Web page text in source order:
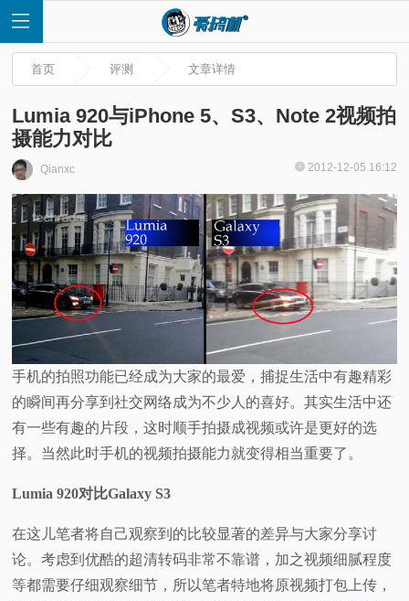
首
页
快
讯
评
测
视
科
普
首页 评测 文章详情
Lumia 920与iPhone 5、S3、Note 2视频拍
摄能力对比
Qianxc 2012-12-05 16:12
手机的拍照功能已经成为大家的最爱，捕捉生活中有趣精彩
的瞬间再分享到社交网络成为不少人的喜好。其实生活中还
有一些有趣的片段，这时顺手拍摄成视频或许是更好的选
择。当然此时手机的视频拍摄能力就变得相当重要了。
Lumia 920对比Galaxy S3
在这儿笔者将自己观察到的比较显著的差异与大家分享讨
论。考虑到优酷的超清转码非常不靠谱，加之视频细腻程度
等都需要仔细观察细节，所以笔者特地将原视频打包上传，